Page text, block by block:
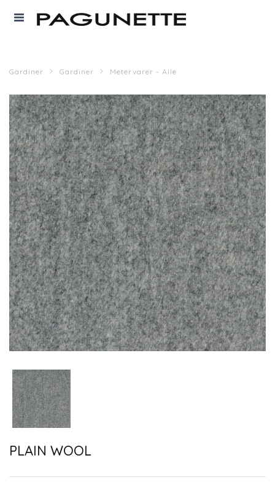
Gardiner Gardiner Metervarer - Alle
PLAIN WOOL